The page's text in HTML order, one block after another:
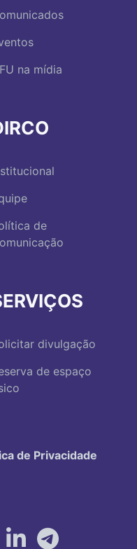
na mídia
de
divulgação
de espaço
de Privacidade